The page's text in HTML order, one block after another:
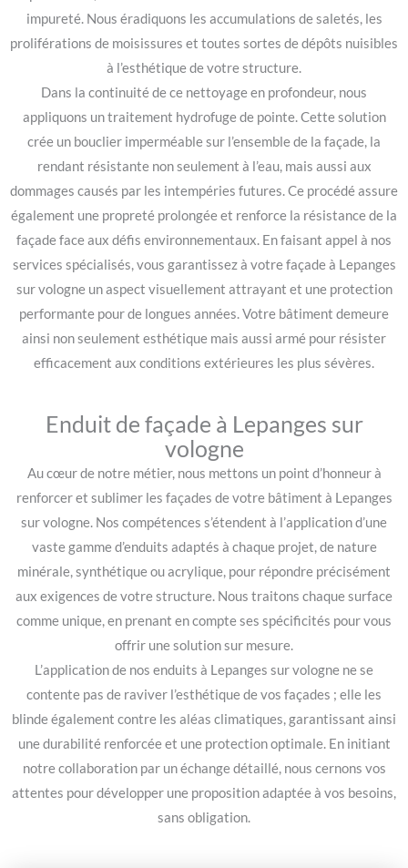
impureté. Nous éradiquons les accumulations de saletés, les
proliférations de moisissures et toutes sortes de dépôts nuisibles
à l’esthétique de votre structure.
Dans la continuité de ce nettoyage en profondeur, nous
appliquons un traitement hydrofuge de pointe. Cette solution
crée un bouclier imperméable sur l’ensemble de la façade, la
rendant résistante non seulement à l’eau, mais aussi aux
dommages causés par les intempéries futures. Ce procédé assure
également une propreté prolongée et renforce la résistance de la
façade face aux défis environnementaux. En faisant appel à nos
services spécialisés, vous garantissez à votre façade à Lepanges
sur vologne un aspect visuellement attrayant et une protection
performante pour de longues années. Votre bâtiment demeure
ainsi non seulement esthétique mais aussi armé pour résister
efficacement aux conditions extérieures les plus sévères.
Enduit de façade à Lepanges sur
vologne
Au cœur de notre métier, nous mettons un point d’honneur à
renforcer et sublimer les façades de votre bâtiment à Lepanges
sur vologne. Nos compétences s’étendent à l’application d’une
vaste gamme d’enduits adaptés à chaque projet, de nature
minérale, synthétique ou acrylique, pour répondre précisément
aux exigences de votre structure. Nous traitons chaque surface
comme unique, en prenant en compte ses spécificités pour vous
offrir une solution sur mesure.
L’application de nos enduits à Lepanges sur vologne ne se
contente pas de raviver l’esthétique de vos façades ; elle les
blinde également contre les aléas climatiques, garantissant ainsi
une durabilité renforcée et une protection optimale. En initiant
notre collaboration par un échange détaillé, nous cernons vos
attentes pour développer une proposition adaptée à vos besoins,
sans obligation.